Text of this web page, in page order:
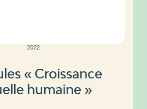
2022
« Croissance
humaine »